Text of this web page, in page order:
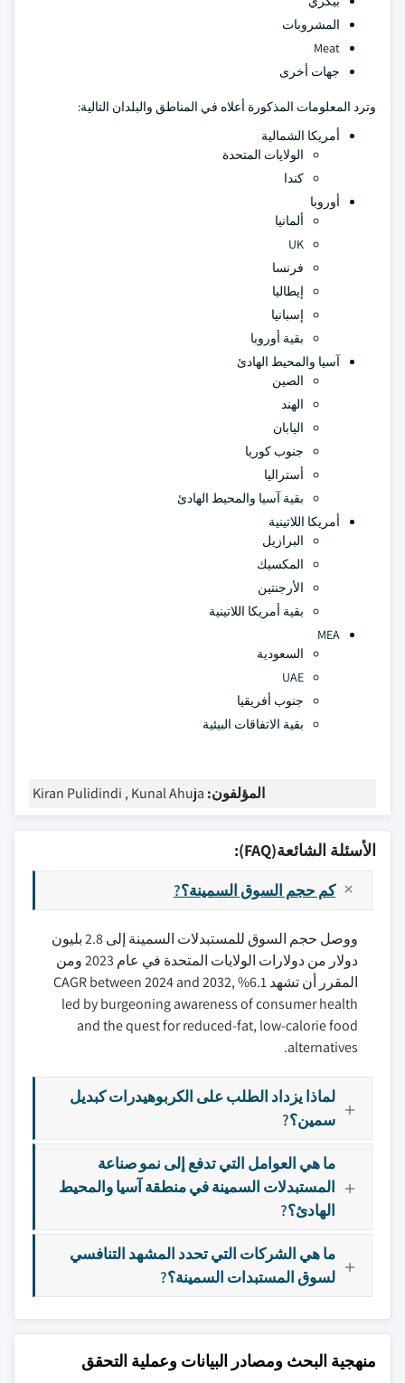
المشروبات
Meat
جهات أخرى
وترد المعلومات المذكورة أعلاه في المناطق والبلدان التالية:
أمريكا الشمالية
الولايات المتحدة
كندا
أوروبا
ألمانيا
UK
فرنسا
إيطاليا
إسبانيا
بقية أوروبا
آسيا والمحيط الهادئ
الصين
الهند
اليابان
جنوب كوريا
أستراليا
بقية آسيا والمحيط الهادئ
أمريكا اللاتينية
البرازيل
المكسيك
الأرجنتين
بقية أمريكا اللاتينية
MEA
السعودية
UAE
جنوب أفريقيا
بقية الاتفاقات البيئية
المؤلفون: Kiran Pulidindi , Kunal Ahuja
الأسئلة الشائعة(FAQ):
كم حجم السوق السمينة؟?
ووصل حجم السوق للمستبدلات السمينة إلى 2.8 بليون
دولار من دولارات الولايات المتحدة في عام 2023 ومن
المقرر أن تشهد 6.1% CAGR between 2024 and 2032,
led by burgeoning awareness of consumer health
and the quest for reduced-fat, low-calorie food
alternatives.
لماذا يزداد الطلب على الكربوهيدرات كبديل
سمين؟?
ما هي العوامل التي تدفع إلى نمو صناعة
المستبدلات السمينة في منطقة آسيا والمحيط
الهادئ؟?
ما هي الشركات التي تحدد المشهد التنافسي
لسوق المستبدات السمينة؟?
منهجية البحث ومصادر البيانات وعملية التحقق